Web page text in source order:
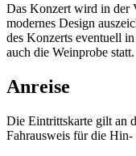
Das Konzert wird in der
modernes Design
des Konzerts eventuell
auch die Weinprobe statt.
Anreise
Die Eintrittskarte gilt an
Fahrausweis für die